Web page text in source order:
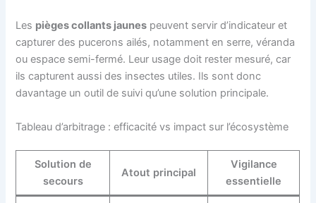
Les pièges collants jaunes peuvent servir d’indicateur et
capturer des pucerons ailés, notamment en serre, véranda
ou espace semi-fermé. Leur usage doit rester mesuré, car
ils capturent aussi des insectes utiles. Ils sont donc
davantage un outil de suivi qu’une solution principale.
Tableau d’arbitrage : efficacité vs impact sur l’écosystème
Solution de
secours
Atout principal
Vigilance
essentielle